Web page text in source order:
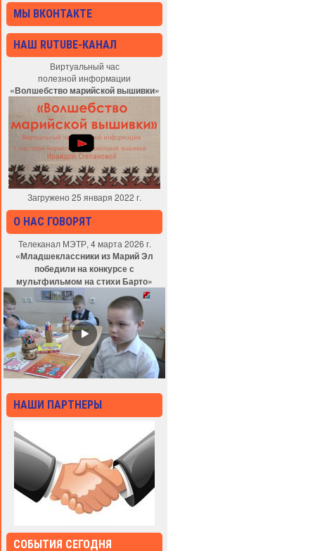
МЫ ВКОНТАКТЕ
НАШ RUTUBE-КАНАЛ
Виртуальный час
полезной информации
«Волшебство марийской вышивки»
Загружено 25 января 2022 г.
О НАС ГОВОРЯТ
Телеканал МЭТР, 4 марта 2026 г.
«Младшеклассники из Марий Эл
победили на конкурсе с
мультфильмом на стихи Барто»
НАШИ ПАРТНЕРЫ
СОБЫТИЯ СЕГОДНЯ